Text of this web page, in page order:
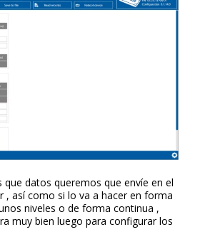
que datos queremos que envíe en el
, así como si lo va a hacer en forma
niveles o de forma continua ,
muy bien luego para configurar los